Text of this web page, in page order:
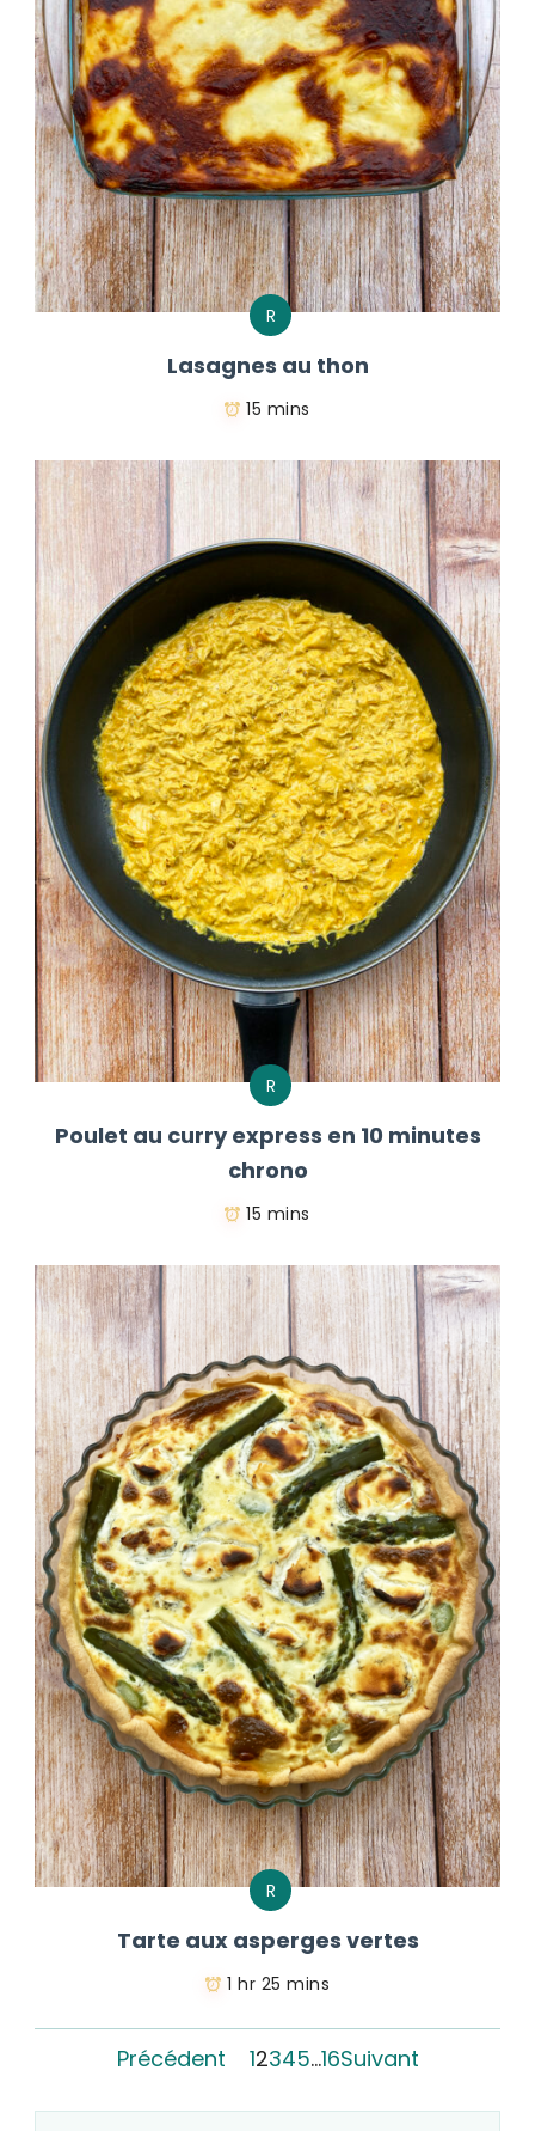
R
Lasagnes au thon
15 mins
R
Poulet au curry express en 10 minutes
chrono
15 mins
R
Tarte aux asperges vertes
1 hr 25 mins
Précédent 12345…16Suivant